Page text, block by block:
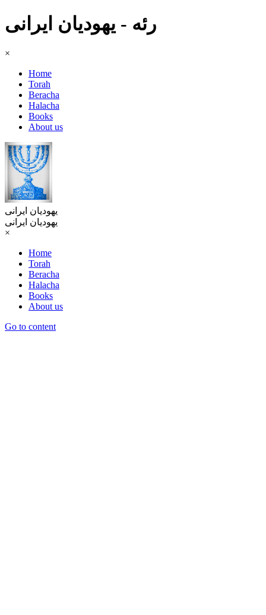
رئه - یهودیان ایرانی
×
Home
Torah
Beracha
Halacha
Books
About us
یهودیان ایرانی
یهودیان ایرانی
×
Home
Torah
Beracha
Halacha
Books
About us
Go to content